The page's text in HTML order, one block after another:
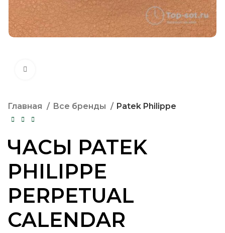
Главная Все бренды Patek Philippe
ЧАСЫ PATEK
PHILIPPE
PERPETUAL
CALENDAR